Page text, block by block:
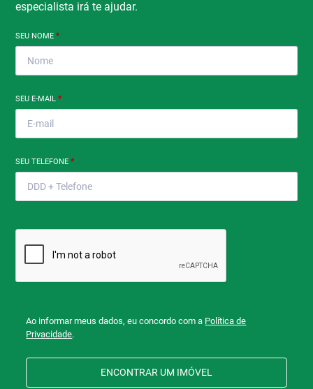
especialista irá te ajudar.
SEU NOME*
SEU E-MAIL*
SEU TELEFONE*
Ao informar meus dados, eu concordo com a Política de
Privacidade.
ENCONTRAR UM IMÓVEL